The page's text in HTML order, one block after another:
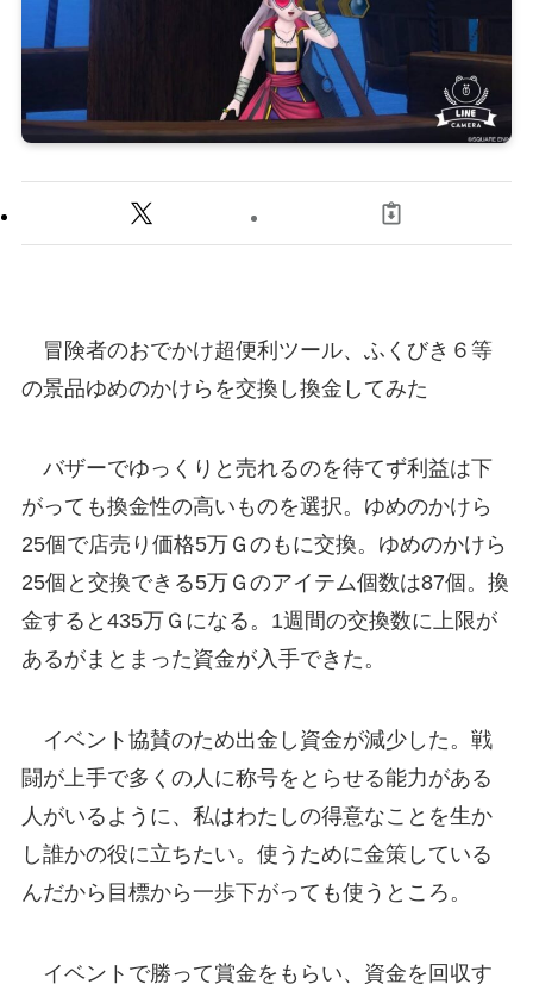
冒険者のおでかけ超便利ツール、ふくびき６等
の景品ゆめのかけら を交換し換金してみた
バザーでゆっくりと売れるのを待てず利益は下
がっても換金性の高いものを選択。 ゆめのかけら
25個 で店売り価格5万Ｇ のもに交換。ゆめのかけら
25個と交換できる5万Ｇのアイテム個数は87個。換
金すると435万Ｇになる。1週間の交換数に上限が
あるがまとまった資金が入手できた。
イベント協賛のため出金し資金が減少した。戦
闘が上手で多くの人に称号をとらせる能力がある
人がいるように、私はわたしの得意なことを生か
し誰かの役に立ちたい。使うために金策している
んだから目標から一歩下がっても使うところ。
イベントで勝って賞金をもらい、資金を回収す